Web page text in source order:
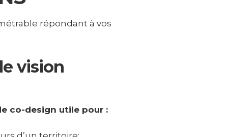
répondant à vos
vision
co-design utile pour :